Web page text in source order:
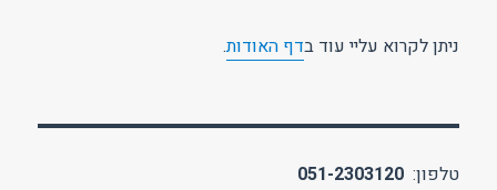
ניתן לקרוא עליי עוד בדף האודות.
טלפון:051-2303120